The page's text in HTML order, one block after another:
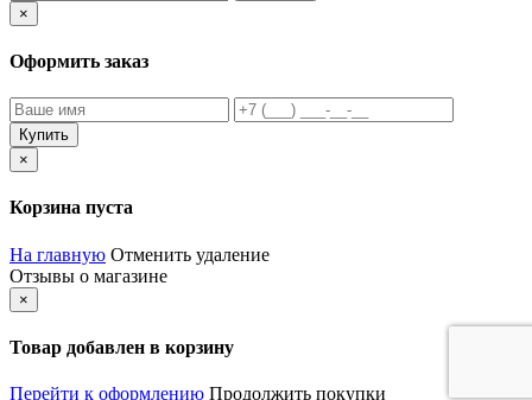
×
Оформить заказ
Купить
×
Корзина пуста
На главную Отменить удаление
Отзывы о магазине
×
Товар добавлен в корзину
Перейти к оформлению Продолжить покупки